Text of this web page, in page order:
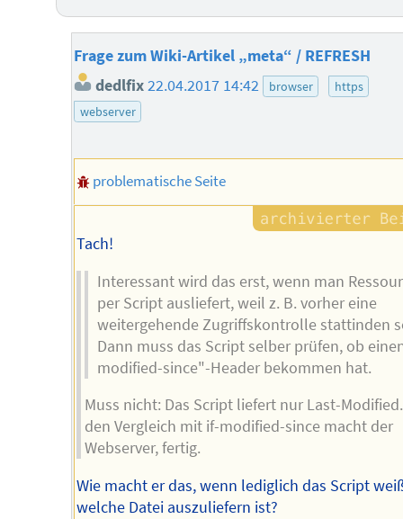
Frage zum Wiki-Artikel „meta“ / REFRESH
dedlfix22.04.2017 14:42 browser
https
webserver
problematische Seite
Tach!
Interessant wird das erst, wenn man
per Script ausliefert, weil z. B. vorher eine
weitergehende Zugriffskontrolle stattinden
Dann muss das Script selber prüfen, ob
modified-since"-Header bekommen hat.
Muss nicht: Das Script liefert nur Last-
den Vergleich mit if-modified-since macht der
Webserver, fertig.
Wie macht er das, wenn lediglich das Script
welche Datei auszuliefern ist?